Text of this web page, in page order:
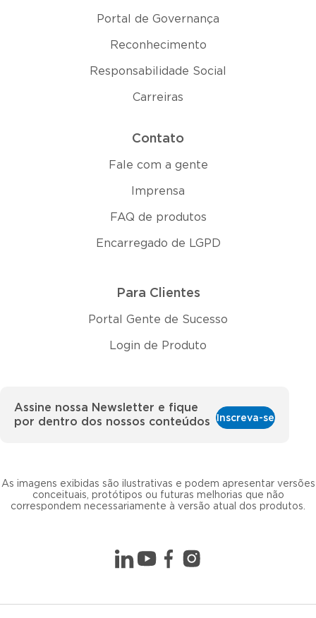
Portal de Governança
Reconhecimento
Responsabilidade Social
Carreiras
Contato
Fale com a gente
Imprensa
FAQ de produtos
Encarregado de LGPD
Para Clientes
Portal Gente de Sucesso
Login de Produto
As imagens exibidas são ilustrativas e podem apresentar versões
conceituais, protótipos ou futuras melhorias que não
correspondem necessariamente à versão atual dos produtos.
Assine nossa Newsletter e fique
por dentro dos nossos conteúdos
Inscreva-se